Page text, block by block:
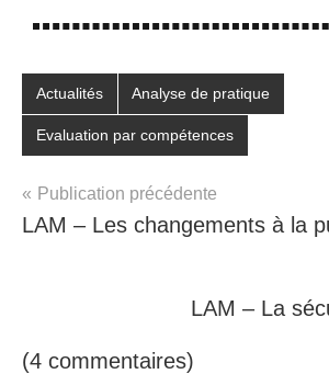
Étiqueté
avec
6e,
Microscope,
prof ,
Actualités Analyse de pratique
Evaluation par compétences
Publication précédente
LAM – Les changements à la
LAM – La
(4 commentaires)